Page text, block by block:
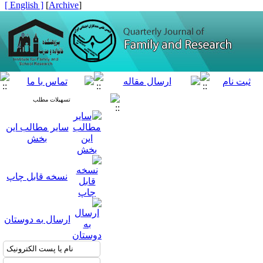
[
Archive
]
[ English ]
تسهیلات مطلب
سایر مطالب این
بخش
نسخه قابل چاپ
ارسال به دوستان